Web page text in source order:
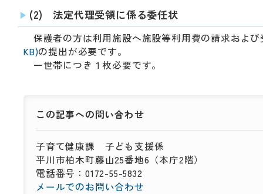
(2) 法定代理受領に係る委任状
保護者の方は利用施設へ施設等利用費の請求およ
KB)の提出が必要です。
一世帯につき１枚必要です。
この記事への問い合わせ
子育て健康課 子ども支援係
平川市柏木町藤山25番地6（本庁2階）
電話番号：0172-55-5832
メールでのお問い合わせ